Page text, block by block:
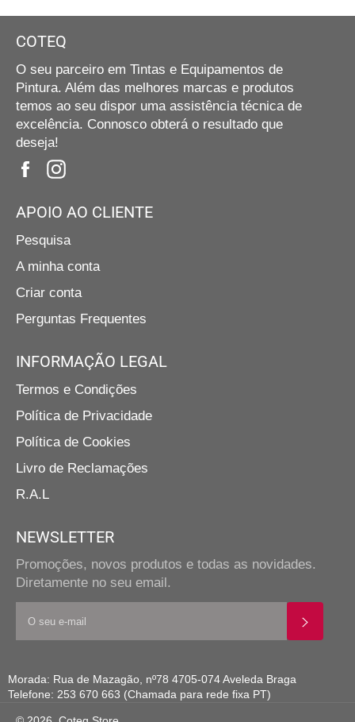
COTEQ
O seu parceiro em Tintas e Equipamentos de
Pintura. Além das melhores marcas e produtos
temos ao seu dispor uma assistência técnica de
excelência. Connosco obterá o resultado que
deseja!
Facebook
APOIO AO CLIENTE
Pesquisa
A minha conta
Criar conta
Perguntas Frequentes
INFORMAÇÃO LEGAL
Termos e Condições
Política de Privacidade
Política de Cookies
Livro de Reclamações
R.A.L
NEWSLETTER
Promoções, novos produtos e todas as novidades.
Diretamente no seu email.
Morada: Rua de Mazagão, nº78 4705-074 Aveleda Braga
Telefone: 253 670 663 (Chamada para rede fixa PT)